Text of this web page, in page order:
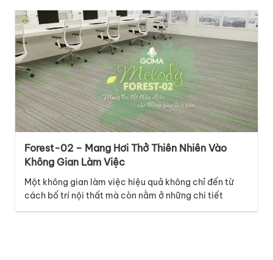
Với thiết kế thuộc bộ sưu tập…
Forest-02 – Mang Hơi Thở Thiên Nhiên Vào
Không Gian Làm Việc
Một không gian làm việc hiệu quả không chỉ đến từ
cách bố trí nội thất mà còn nằm ở những chi tiết
tưởng chừng nhỏ như bề mặt sàn. Thuộc bộ sưu tập